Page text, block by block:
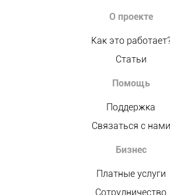
О проекте
Как это
Статьи
Помощь
Поддержка
Связаться с нами
Бизнес
Платные услуги
Сотрудничество